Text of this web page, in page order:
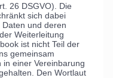
26 DSGVO). Die
sich dabei
und deren
Weiterleitung
ist nicht Teil der
gemeinsam
einer Vereinbarung
Den Wortlaut